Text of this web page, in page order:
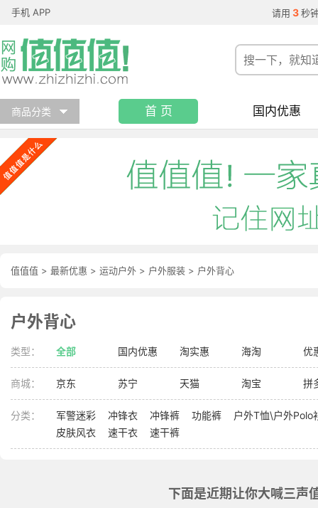
手机 APP 请用 3 秒
商品分类 首 页 国内优惠
值值值 > 最新优惠 > 运动户外 > 户外服装 > 户外背心
户外背心
类型： 全部 国内优惠 淘实惠 海淘 优
商城： 京东 苏宁 天猫 淘宝 拼
分类： 军警迷彩 冲锋衣 冲锋裤 功能裤
户外T恤\户外Polo
皮肤风衣
速干衣 速干裤
下面是近期让你大喊三声